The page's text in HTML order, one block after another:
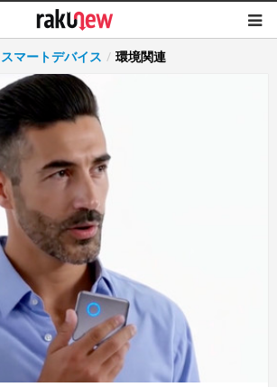
スマートデバイス / 環境関連